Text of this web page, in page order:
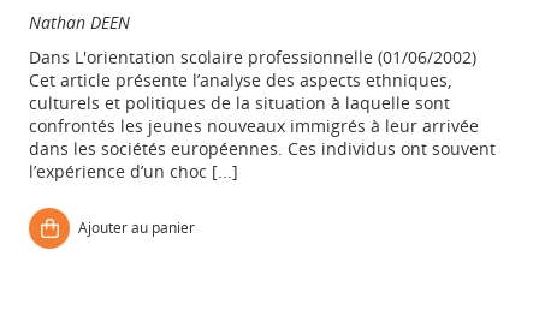
Nathan DEEN
Dans L'orientation scolaire professionnelle (01/06/2002)
Cet article présente l’analyse des aspects ethniques,
culturels et politiques de la situation à laquelle sont
confrontés les jeunes nouveaux immigrés à leur arrivée
dans les sociétés européennes. Ces individus ont souvent
l’expérience d’un choc [...]
Ajouter au panier
Appels à projets